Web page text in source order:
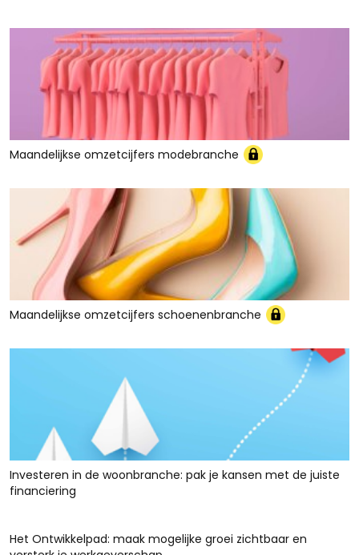
Maandelijkse omzetcijfers modebranche
Maandelijkse omzetcijfers schoenenbranche
Investeren in de woonbranche: pak je kansen met de juiste
financiering
Het Ontwikkelpad: maak mogelijke groei zichtbaar en